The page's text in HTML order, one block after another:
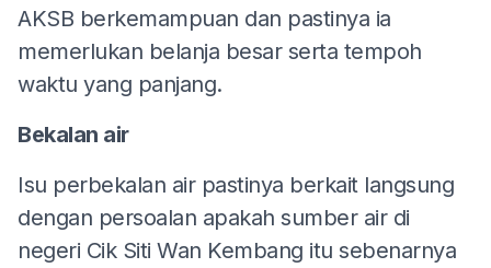
AKSB berkemampuan dan pastinya ia
memerlukan belanja besar serta tempoh
waktu yang panjang.
Bekalan air
Isu perbekalan air pastinya berkait langsung
dengan persoalan apakah sumber air di
negeri Cik Siti Wan Kembang itu sebenarnya